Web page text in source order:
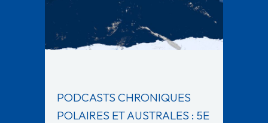
PODCASTS CHRONIQUES
POLAIRES ET AUSTRALES : 5E